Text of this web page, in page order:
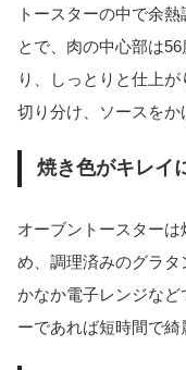
トースターの中で余
とで、肉の中心部は
り、しっとりと仕上
切り分け、ソースをか
焼き色がキレイ
オーブントースター
め、調理済みのグラ
かなか電子レンジな
ーであれば短時間で綺